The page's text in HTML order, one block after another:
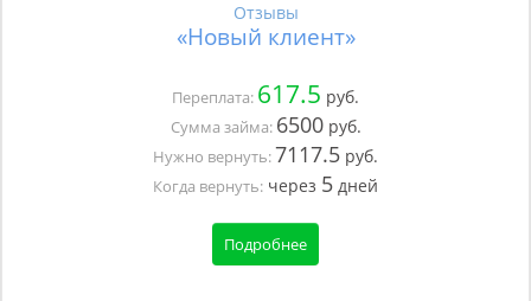
Отзывы
«Новый клиент»
Переплата: 617.5 руб.
Сумма займа: 6500руб.
Нужно вернуть:7117.5 руб.
Когда вернуть: через 5 дней
Подробнее